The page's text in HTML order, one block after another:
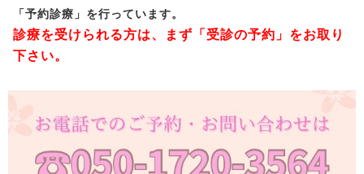
「予約診療」を行っています。
診療を受けられる方は、まず「受診の予約」をお取り
下さい。